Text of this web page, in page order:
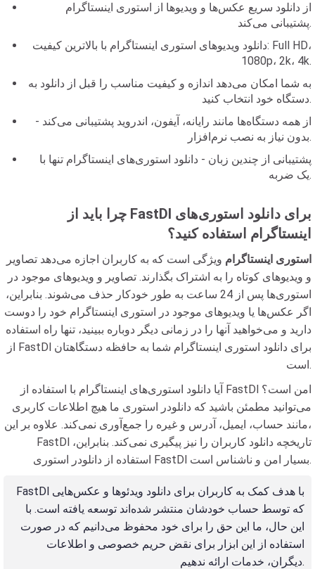
از دانلود سریع عکس‌ها و ویدیوها از استوری اینستاگرام
پشتیبانی می‌کند.
دانلود ویدیوهای استوری اینستاگرام با بالاترین کیفیت: Full HD،
1080p، 2k، 4k.
به شما امکان می‌دهد اندازه و کیفیت مناسب را قبل از دانلود به
دستگاه خود انتخاب کنید.
از همه دستگاه‌ها مانند رایانه، آیفون، اندروید پشتیبانی می‌کند -
بدون نیاز به نصب نرم‌افزار.
پشتیبانی از چندین زبان - دانلود استوری‌های اینستاگرام تنها با
یک ضربه.
چرا باید از FastDl برای دانلود استوری‌های
اینستاگرام استفاده کنید؟
استوری اینستاگرام ویژگی است که به کاربران اجازه می‌دهد تصاویر
و ویدیوهای کوتاه را به اشتراک بگذارند. تصاویر و ویدیوهای موجود در
استوری‌ها پس از 24 ساعت به طور خودکار حذف می‌شوند. بنابراین،
اگر عکس‌ها یا ویدیوهای موجود در استوری اینستاگرام خود را دوست
دارید و می‌خواهید آنها را در زمانی دیگر دوباره ببینید، تنها راه استفاده
از FastDl برای دانلود استوری اینستاگرام شما به حافظه دستگاهتان
است.
آیا دانلود استوری‌های اینستاگرام با استفاده از FastDl امن است؟
می‌توانید مطمئن باشید که دانلودر استوری ما هیچ اطلاعات کاربری
مانند حساب، ایمیل، آدرس و غیره را جمع‌آوری نمی‌کند. علاوه بر این،
FastDl تاریخچه دانلود کاربران را نیز پیگیری نمی‌کند. بنابراین،
استفاده از دانلودر استوری FastDl بسیار امن و ناشناس است.
FastDl با هدف کمک به کاربران برای دانلود ویدئوها و عکس‌هایی
که توسط حساب خودشان منتشر شده‌اند توسعه یافته است. با
این حال، ما این حق را برای خود محفوظ می‌دانیم که در صورت
استفاده از این ابزار برای نقض حریم خصوصی و اطلاعات
دیگران، خدمات ارائه ندهیم.